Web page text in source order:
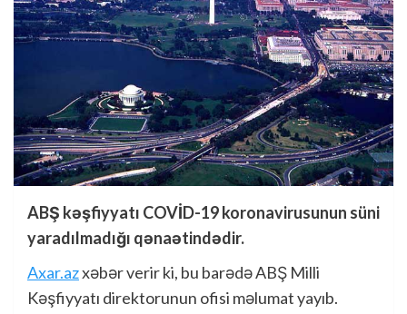
ABŞ kəşfiyyatı COVİD-19 koronavirusunun süni
yaradılmadığı qənaətindədir.
Axar.azxəbər verir ki, bu barədə ABŞ Milli
Kəşfiyyatı direktorunun ofisi məlumat yayıb.